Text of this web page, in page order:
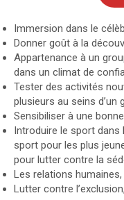
Immersion dans le
Donner goût à la
Appartenance à un
dans un climat de
Tester des activités
plusieurs au seins d’un
Sensibiliser à une
Introduire le sport dans
sport pour les plus
pour lutter contre la
Les relations
Lutter contre